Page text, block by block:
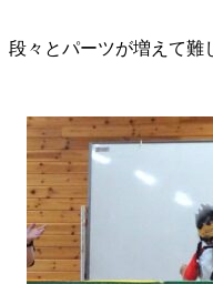
段々とパーツが増えて難